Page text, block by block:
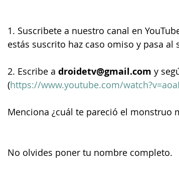
1. Suscribete a nuestro canal en
estás suscrito haz caso omiso y pasa al
2. Escribe a droidetv@gmail.com y
(https://www.youtube.com/
Menciona ¿cuál te pareció el monstruo
No olvides poner tu nombre completo.